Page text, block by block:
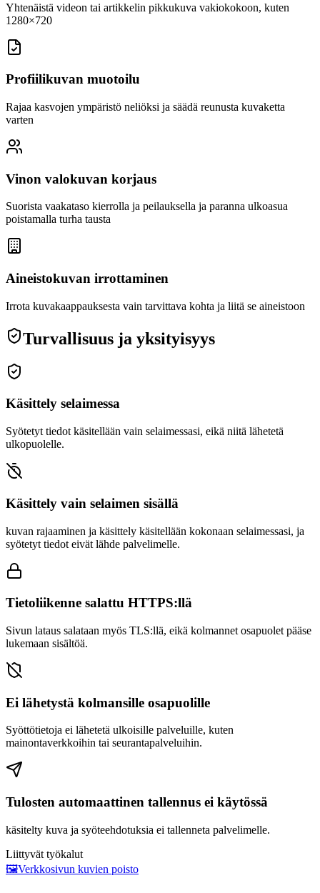
Yhtenäistä videon tai artikkelin pikkukuva vakiokokoon, kuten
1280×720
Profiilikuvan muotoilu
Rajaa kasvojen ympäristö neliöksi ja säädä reunusta kuvaketta
varten
Vinon valokuvan korjaus
Suorista vaakataso kierrolla ja peilauksella ja paranna ulkoasua
poistamalla turha tausta
Aineistokuvan irrottaminen
Irrota kuvakaappauksesta vain tarvittava kohta ja liitä se aineistoon
Turvallisuus ja yksityisyys
Käsittely selaimessa
Syötetyt tiedot käsitellään vain selaimessasi, eikä niitä lähetetä
ulkopuolelle.
Käsittely vain selaimen sisällä
kuvan rajaaminen ja käsittely käsitellään kokonaan selaimessasi, ja
syötetyt tiedot eivät lähde palvelimelle.
Tietoliikenne salattu HTTPS:llä
Sivun lataus salataan myös TLS:llä, eikä kolmannet osapuolet pääse
lukemaan sisältöä.
Ei lähetystä kolmansille osapuolille
Syöttötietoja ei lähetetä ulkoisille palveluille, kuten
mainontaverkkoihin tai seurantapalveluihin.
Tulosten automaattinen tallennus ei käytössä
käsitelty kuva ja syöteehdotuksia ei tallenneta palvelimelle.
Liittyvät työkalut
🖼️Verkkosivun kuvien poisto